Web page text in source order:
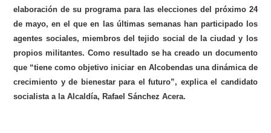
elaboración de su programa para las elecciones del próximo 24
de mayo, en el que en las últimas semanas han participado los
agentes sociales, miembros del tejido social de la ciudad y los
propios militantes. Como resultado se ha creado un documento
que “tiene como objetivo iniciar en Alcobendas una dinámica de
crecimiento y de bienestar para el futuro”, explica el candidato
socialista a la Alcaldía, Rafael Sánchez Acera.